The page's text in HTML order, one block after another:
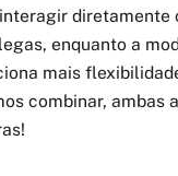
diretamente
enquanto a
mais
combinar, ambas